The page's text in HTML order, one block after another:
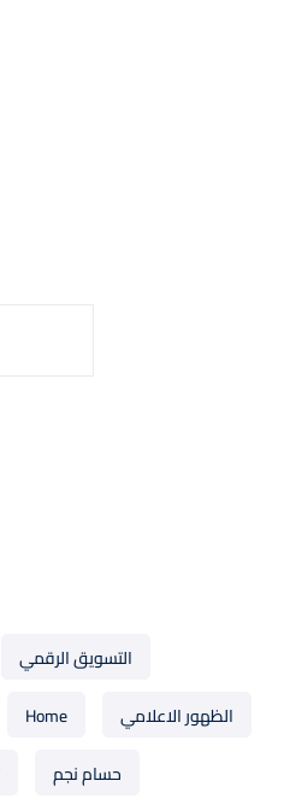
التسويق الرقمي
Home
الظهور الاعلامي
حسام نجم